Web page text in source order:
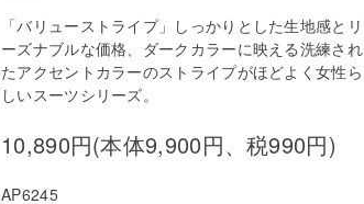
「バリューストライプ」しっかりとした生地感とリ
ーズナブルな価格、ダークカラーに映える洗練され
たアクセントカラーのストライプがほどよく女性ら
しいスーツシリーズ。
10,890円(本体9,900円、税990円)
AP6245